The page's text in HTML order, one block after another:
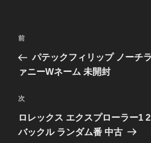
投
ナ
ゲ
ー
シ
前
の
投
前
パテックフィリップ ノーチ
ァニーWネーム 未開封
次
の
投
次
ロレックス エクスプローラー1
バックル ランダム番 中古